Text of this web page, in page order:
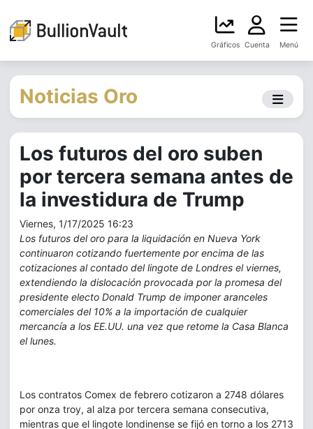
Gráficos Cuenta Menú
Noticias Oro
Los futuros del oro suben
por tercera semana antes de
la investidura de Trump
Viernes, 1/17/2025 16:23
Los futuros del oro para la liquidación en Nueva York
continuaron cotizando fuertemente por encima de las
cotizaciones al contado del lingote de Londres el viernes,
extendiendo la dislocación provocada por la promesa del
presidente electo Donald Trump de imponer aranceles
comerciales del 10% a la importación de cualquier
mercancía a los EE.UU. una vez que retome la Casa Blanca
el lunes.
Los contratos Comex de febrero cotizaron a 2748 dólares
por onza troy, al alza por tercera semana consecutiva,
mientras que el lingote londinense se fijó en torno a los 2713